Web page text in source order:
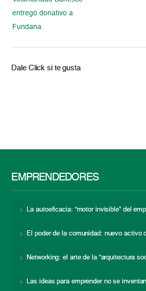
entregó donativo a
Fundana
Dale Click si te gusta
EMPRENDEDORES
La autoeficacia: “motor invisible” del
El poder de la comunidad: nuevo activo
Networking: el arte de la “arquitectura
Las ideas para emprender no se